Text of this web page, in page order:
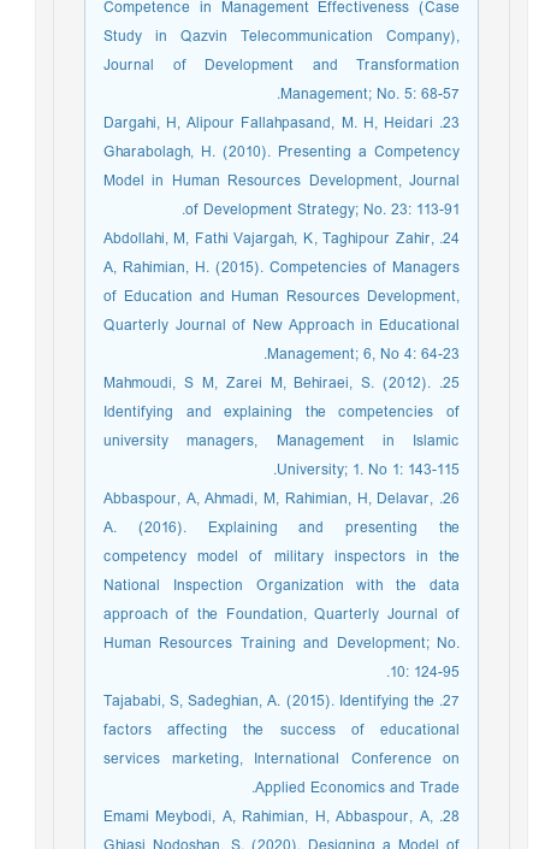
Competence in Management Effectiveness (Case
Study in Qazvin Telecommunication Company),
Journal of Development and Transformation
Management; No. 5: 68-57.
23. Dargahi, H, Alipour Fallahpasand, M. H, Heidari
Gharabolagh, H. (2010). Presenting a Competency
Model in Human Resources Development, Journal
of Development Strategy; No. 23: 113-91.
24. Abdollahi, M, Fathi Vajargah, K, Taghipour Zahir,
A, Rahimian, H. (2015). Competencies of Managers
of Education and Human Resources Development,
Quarterly Journal of New Approach in Educational
Management; 6, No 4: 64-23.
25. Mahmoudi, S M, Zarei M, Behiraei, S. (2012).
Identifying and explaining the competencies of
university managers, Management in Islamic
University; 1. No 1: 143-115.
26. Abbaspour, A, Ahmadi, M, Rahimian, H, Delavar,
A. (2016). Explaining and presenting the
competency model of military inspectors in the
National Inspection Organization with the data
approach of the Foundation, Quarterly Journal of
Human Resources Training and Development; No.
10: 124-95.
27. Tajababi, S, Sadeghian, A. (2015). Identifying the
factors affecting the success of educational
services marketing, International Conference on
Applied Economics and Trade.
28. Emami Meybodi, A, Rahimian, H, Abbaspour, A,